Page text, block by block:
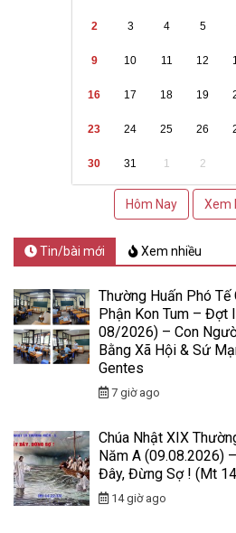
2 3 4 5
9 10 11 12
16 17 18 19
23 24 25 26
30 31 1 2
Hôm Nay Xem
Tin/bài mới Xem nhiều
Thường Huấn Phó Tế
Phận Kon Tum – Đợt
08/2026) – Con
Bằng Xã Hội & Sứ
Gentes
7 giờ ago
Chúa Nhật XIX
Năm A (09.08.2026)
Đây, Đừng Sợ ! (Mt
14 giờ ago